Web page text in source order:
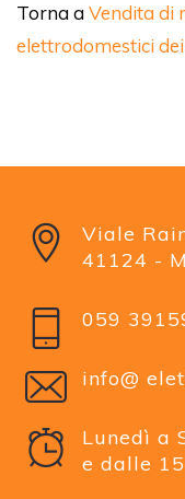
Torna aVendita di
elettrodomestici
Viale
41124 -
059
info@
Lunedì a
e dalle